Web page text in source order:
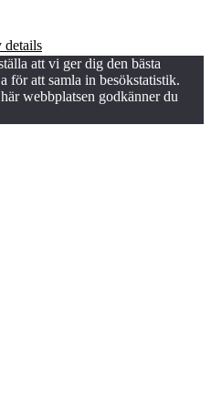
details
att vi ger dig den bästa
för att samla in besökstatistik.
webbplatsen godkänner du